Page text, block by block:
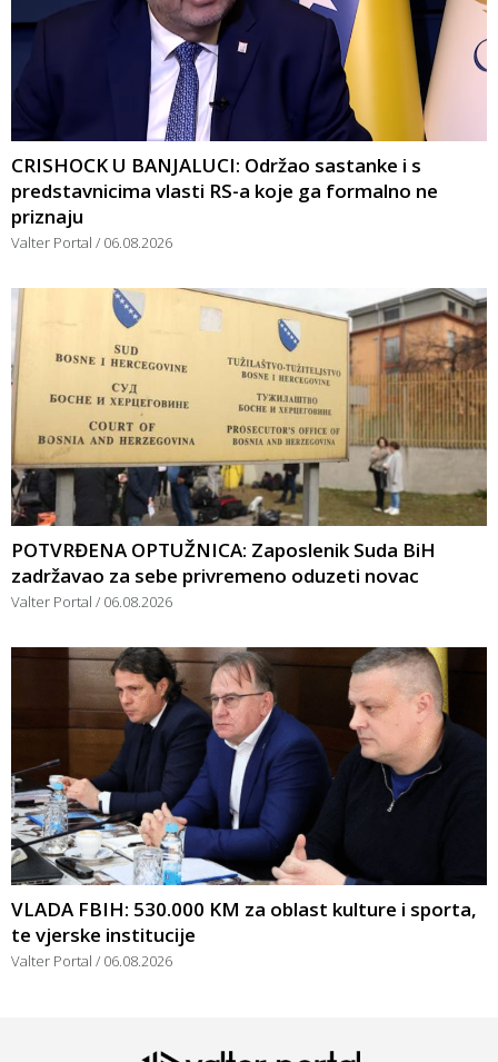
CRISHOCK U BANJALUCI: Održao sastanke i s
predstavnicima vlasti RS-a koje ga formalno ne
priznaju
Valter Portal 06.08.2026
POTVRĐENA OPTUŽNICA: Zaposlenik Suda BiH
zadržavao za sebe privremeno oduzeti novac
Valter Portal 06.08.2026
VLADA FBIH: 530.000 KM za oblast kulture i sporta,
te vjerske institucije
Valter Portal 06.08.2026